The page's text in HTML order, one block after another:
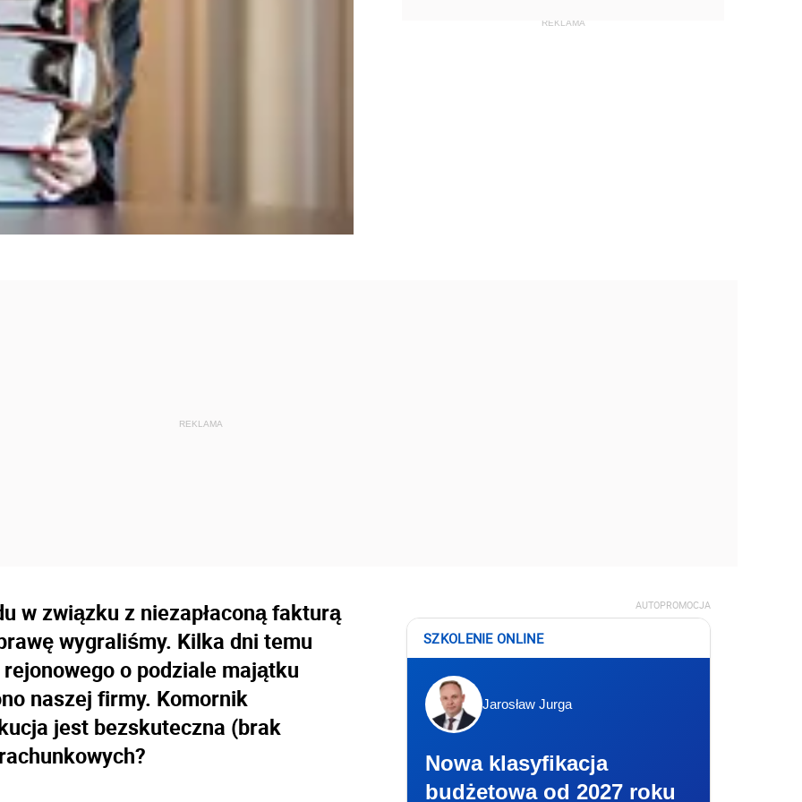
w związku z niezapłaconą fakturą
wygraliśmy. Kilka dni temu
o podziale majątku
naszej firmy. Komornik
jest bezskuteczna (brak
AUTOPROMOCJA
SZKOLENIE ONLINE
Jarosław Jurga
Nowa klasyfikacja
budżetowa od 2027 roku